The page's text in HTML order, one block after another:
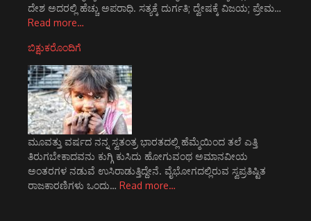
ದೇಶ ಅದರಲ್ಲಿ ಹೆಚ್ಚು ಅಪರಾಧಿ. ಸತ್ಯಕ್ಕೆ ದುರ್ಗತಿ; ದ್ವೇಷಕ್ಕೆ ವಿಜಯ; ಪ್ರೇಮ…
Read more…
ಬಿಕ್ಷುಕರೊಂದಿಗೆ
ಮೂವತ್ತು ವರ್ಷದ ನನ್ನ ಸ್ವತಂತ್ರ ಭಾರತದಲ್ಲಿ ಹೆಮ್ಮೆಯಿಂದ ತಲೆ ಎತ್ತಿ
ತಿರುಗಬೇಕಾದವನು ಕುಗ್ಗಿ ಕುಸಿದು ಹೋಗುವಂಥ ಅಮಾನವೀಯ
ಅಂತರಗಳ ನಡುವೆ ಉಸಿರಾಡುತ್ತಿದ್ದೇನೆ. ವೈಭೋಗದಲ್ಲಿರುವ ಸ್ವಪ್ರತಿಷ್ಟಿತ
ರಾಜಕಾರಣಿಗಳು ಒಂದು… Read more…